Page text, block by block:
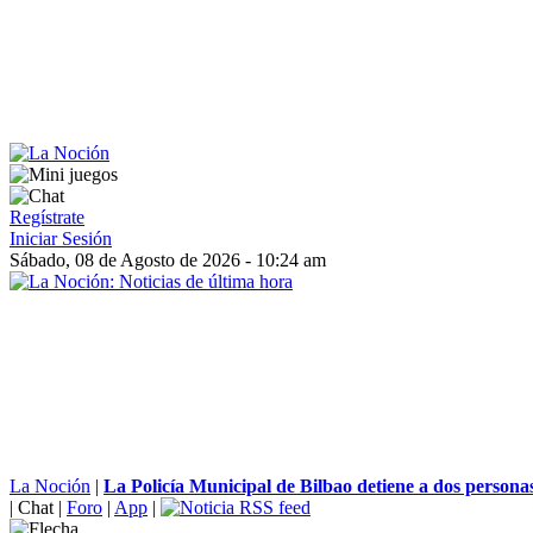
Regístrate
Iniciar Sesión
Sábado, 08 de Agosto de 2026 - 10:24 am
La Noción | La Policía Municipal de Bilbao detiene a dos
| Chat | Foro | App |